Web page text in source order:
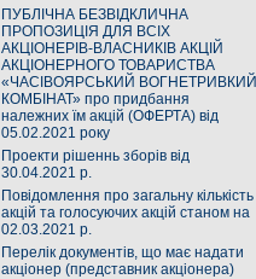
ПУБЛІЧНА БЕЗВІДКЛИЧНА
ПРОПОЗИЦІЯ ДЛЯ ВСІХ
АКЦІОНЕРІВ-ВЛАСНИКІВ АКЦІЙ
АКЦІОНЕРНОГО ТОВАРИСТВА
«ЧАСIВОЯРСЬКИЙ ВОГНЕТРИВКИЙ
КОМБIНАТ» про придбання
належних їм акцій (ОФЕРТА) від
05.02.2021 року
Проекти рішеннь зборів від
30.04.2021 р.
Повідомлення про загальну кількість
акцій та голосуючих акцій станом на
02.03.2021 р.
Перелік документів, що має надати
акціонер (представник акціонера)